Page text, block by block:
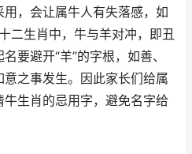
，会让属牛人有失落感，如
二生肖中，牛与羊对冲，即丑
要避开“羊”的字根，如善、
之事发生。因此家长们给属
生肖的忌用字，避免名字给